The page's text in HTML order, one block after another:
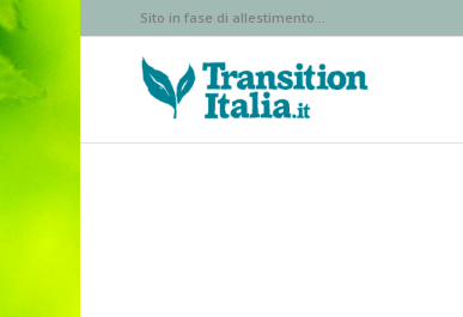
Sito in fase di allestimento...